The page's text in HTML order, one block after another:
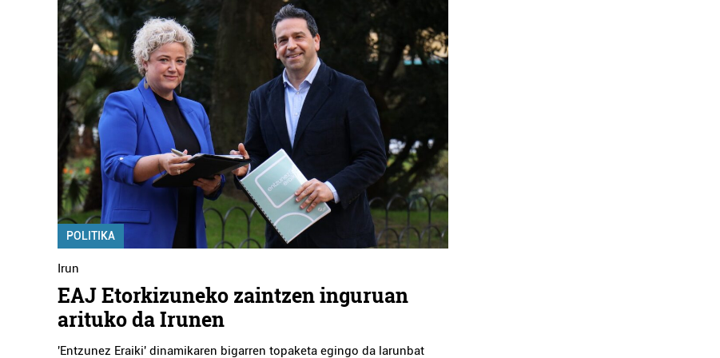
POLITIKA
Irun
EAJ Etorkizuneko zaintzen inguruan
arituko da Irunen
'Entzunez Eraiki' dinamikaren bigarren topaketa egingo da larunbat